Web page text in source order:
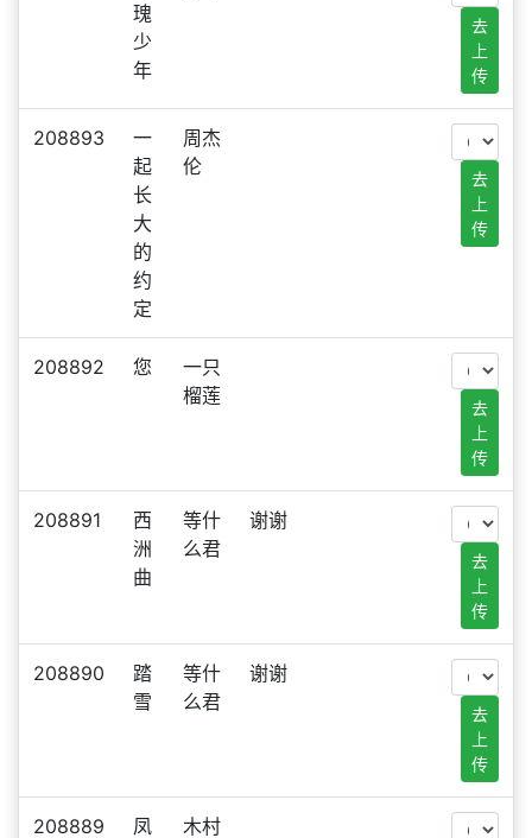
瑰
少
年
去
上
传
208893
一
起
长
大
的
约
定
周杰
伦
去
上
传
208892 您
一只
榴莲
去
上
传
208891
西
洲
曲
等什
么君
谢谢
去
上
传
208890
踏
雪
等什
么君
谢谢
去
上
传
208889 凤 木村